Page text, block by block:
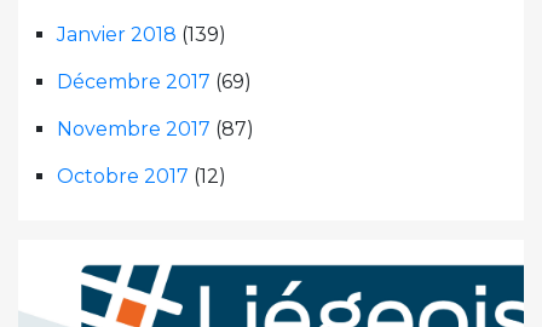
Janvier 2018 (139)
Décembre 2017 (69)
Novembre 2017 (87)
Octobre 2017 (12)